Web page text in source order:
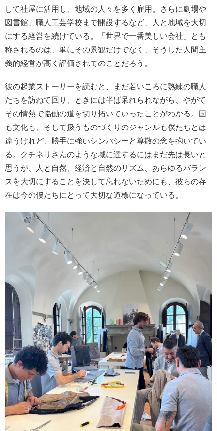
して社屋に活用し、地域の人々を多く雇用。さらに劇場や
図書館、職人工芸学校まで開設するなど、人と地域を大切
にする経営を続けている。「世界で一番美しい会社」とも
称されるのは、単にその景観だけでなく、そうした人間主
義的経営が高く評価されてのことだろう。
彼の起業ストーリーを読むと、まだ若いころに熟練の職人
たちを訪ねて回り、ときには半ば呆れられながら、やがて
その情熱で協働の道を切り拓いていったことがわかる。国
も文化も、そして扱うものづくりのジャンルも僕たちとは
違うけれど、勝手に強いシンパシーと尊敬の念を抱いてい
る。クチネリさんのような域に達するにはまだ先は長いと
思うが、人と自然、経済と自然のリズム、あらゆるバラン
スを大切にすることを決して忘れないためにも、彼らの存
在は今の僕たちにとって大切な道標になっている。